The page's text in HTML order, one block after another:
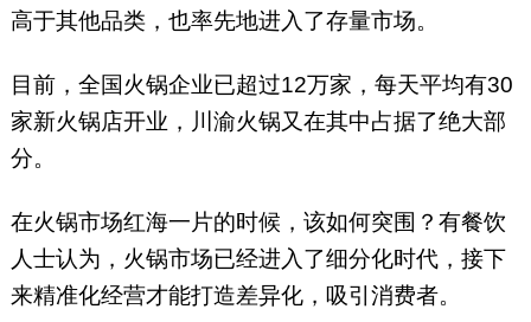
高于其他品类，也率先地进入了存量市场。
目前，全国火锅企业已超过12万家，每天平均有30
家新火锅店开业，川渝火锅又在其中占据了绝大部
分。
在火锅市场红海一片的时候，该如何突围？有餐饮
人士认为，火锅市场已经进入了细分化时代，接下
来精准化经营才能打造差异化，吸引消费者。